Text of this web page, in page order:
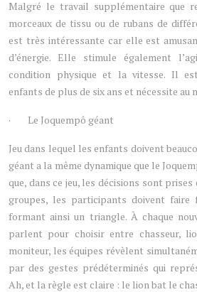
Malgré le travail supplémentaire que
morceaux de tissu ou de rubans de
est très intéressante car elle est
d’énergie. Elle stimule également
condition physique et la vitesse. Il
enfants de plus de six ans et nécessite
· Le Joquempô géant
Jeu dans lequel les enfants doivent
géant a la même dynamique que le
que, dans ce jeu, les décisions sont prises
groupes, les participants doivent faire
formant ainsi un triangle. À chaque
parlent pour choisir entre chasseur,
moniteur, les équipes révèlent
par des gestes prédéterminés qui
Ah, et la règle est claire : le lion bat le